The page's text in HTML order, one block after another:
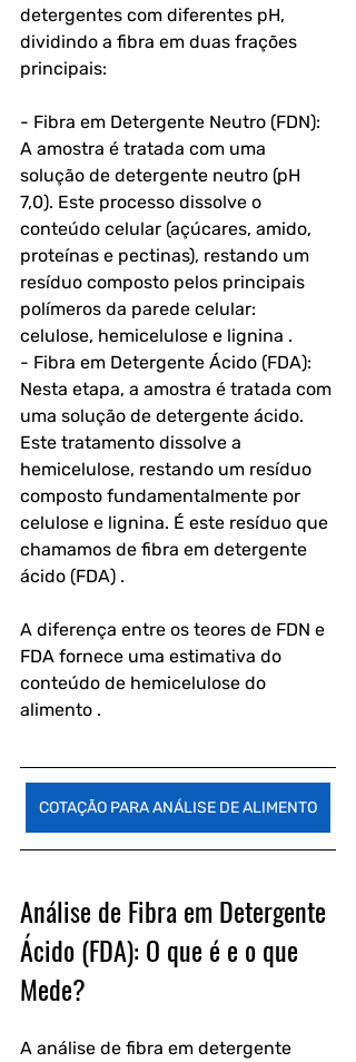
detergentes com diferentes pH,
dividindo a fibra em duas frações
principais:
- Fibra em Detergente Neutro (FDN):
A amostra é tratada com uma
solução de detergente neutro (pH
7,0). Este processo dissolve o
conteúdo celular (açúcares, amido,
proteínas e pectinas), restando um
resíduo composto pelos principais
polímeros da parede celular:
celulose, hemicelulose e lignina .
- Fibra em Detergente Ácido (FDA):
Nesta etapa, a amostra é tratada com
uma solução de detergente ácido.
Este tratamento dissolve a
hemicelulose, restando um resíduo
composto fundamentalmente por
celulose e lignina. É este resíduo que
chamamos de fibra em detergente
ácido (FDA) .
A diferença entre os teores de FDN e
FDA fornece uma estimativa do
conteúdo de hemicelulose do
alimento .
COTAÇÃO PARA ANÁLISE DE ALIMENTO
Análise de Fibra em Detergente
Ácido (FDA): O que é e o que
Mede?
A análise de fibra em detergente